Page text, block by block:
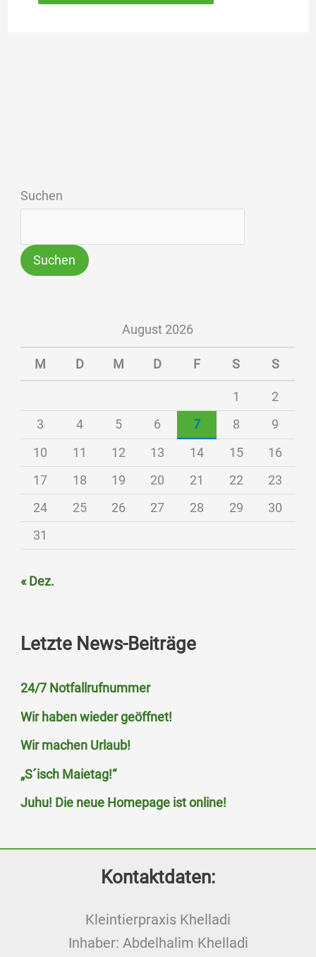
Suchen
Suchen
August 2026
M D M D F S S
1
2
3
4 5 6 7 8
9
10
11 12 13 14 15
16
17
18 19 20 21 22
23
24
25 26 27 28 29
30
31
« Dez.
Letzte News-Beiträge
24/7 Notfallrufnummer
Wir haben wieder geöffnet!
Wir machen Urlaub!
„S´isch Maietag!“
Juhu! Die neue Homepage ist online!
Kontaktdaten:
Kleintierpraxis Khelladi
Inhaber: Abdelhalim Khelladi